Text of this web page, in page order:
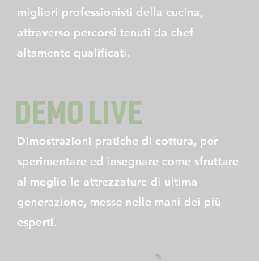
migliori professionisti della cucina,
attraverso percorsi tenuti da chef
altamente qualificati.
DEMO LIVE
Dimostrazioni pratiche di cottura, per
sperimentare ed insegnare come sfruttare
al meglio le attrezzature di ultima
generazione, messe nelle mani dei più
esperti.